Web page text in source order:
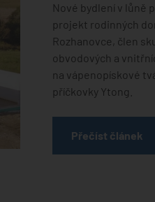
Nové bydlení v lůně
projekt rodinných
Rozhanovce, člen
obvodových a
na vápenopískové
příčkovky Ytong.
Přečíst článek